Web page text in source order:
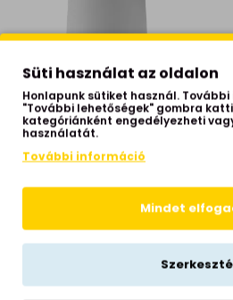
Redo Xia fehér vízvédett
LED kültéri mennyezeti
izzós IP65
Süti használat az oldalon
Honlapunk sütiket használ.
"További lehetőségek" gombra
kategóriánként engedélyezheti
használatát.
További információ
Mindet